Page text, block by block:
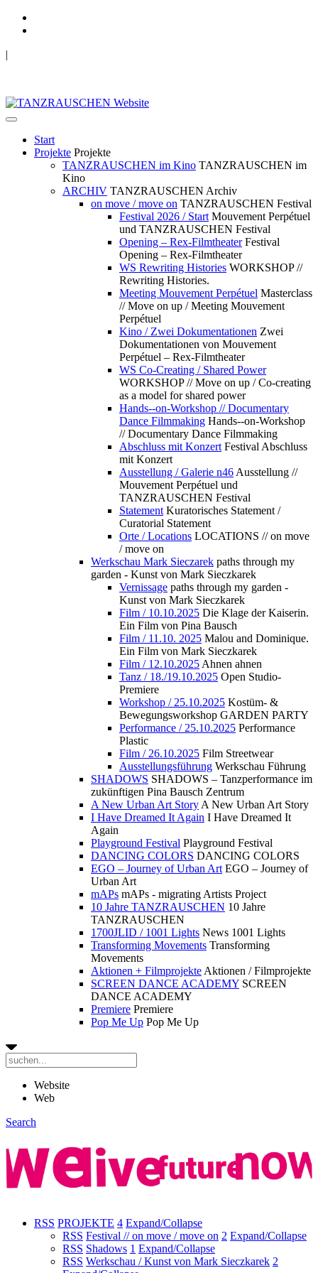
|
Start
Projekte Projekte
TANZRAUSCHEN im Kino TANZRAUSCHEN im
Kino
ARCHIV TANZRAUSCHEN Archiv
on move / move on TANZRAUSCHEN Festival
Festival 2026 / Start Mouvement Perpétuel
und TANZRAUSCHEN Festival
Opening – Rex-Filmtheater Festival
Opening – Rex-Filmtheater
WS Rewriting Histories WORKSHOP //
Rewriting Histories.
Meeting Mouvement Perpétuel Masterclass
// Move on up / Meeting Mouvement
Perpétuel
Kino / Zwei Dokumentationen Zwei
Dokumentationen von Mouvement
Perpétuel – Rex-Filmtheater
WS Co-Creating / Shared Power
WORKSHOP // Move on up / Co-creating
as a model for shared power
Hands--on-Workshop // Documentary
Dance Filmmaking Hands--on-Workshop
// Documentary Dance Filmmaking
Abschluss mit Konzert Festival Abschluss
mit Konzert
Ausstellung / Galerie n46 Ausstellung //
Mouvement Perpétuel und
TANZRAUSCHEN Festival
Statement Kuratorisches Statement /
Curatorial Statement
Orte / Locations LOCATIONS // on move
/ move on
Werkschau Mark Sieczarek paths through my
garden - Kunst von Mark Sieczkarek
Vernissage paths through my garden -
Kunst von Mark Sieczkarek
Film / 10.10.2025 Die Klage der Kaiserin.
Ein Film von Pina Bausch
Film / 11.10. 2025 Malou and Dominique.
Ein Film von Mark Sieczkarek
Film / 12.10.2025 Ahnen ahnen
Tanz / 18./19.10.2025 Open Studio-
Premiere
Workshop / 25.10.2025 Kostüm- &
Bewegungsworkshop GARDEN PARTY
Performance / 25.10.2025 Performance
Plastic
Film / 26.10.2025 Film Streetwear
Ausstellungsführung Werkschau Führung
SHADOWS SHADOWS – Tanzperformance im
zukünftigen Pina Bausch Zentrum
A New Urban Art Story A New Urban Art Story
I Have Dreamed It Again I Have Dreamed It
Again
Playground Festival Playground Festival
DANCING COLORS DANCING COLORS
EGO – Journey of Urban Art EGO – Journey of
Urban Art
mAPs mAPs - migrating Artists Project
10 Jahre TANZRAUSCHEN 10 Jahre
TANZRAUSCHEN
1700JLID / 1001 Lights News 1001 Lights
Transforming Movements Transforming
Movements
Aktionen + Filmprojekte Aktionen / Filmprojekte
SCREEN DANCE ACADEMY SCREEN
DANCE ACADEMY
Premiere Premiere
Pop Me Up Pop Me Up
Website
Web
Search
RSS PROJEKTE 4 Expand/Collapse
RSS Festival // on move / move on 2 Expand/Collapse
RSS Shadows 1 Expand/Collapse
RSS Werkschau / Kunst von Mark Sieczkarek 2